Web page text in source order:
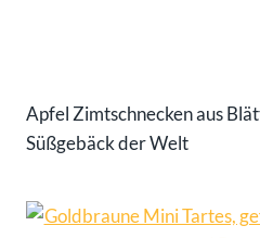
Apfel Zimtschnecken aus
Süßgebäck der Welt